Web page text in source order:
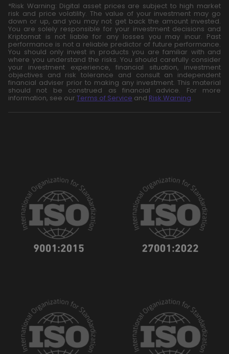
*Risk Warning: Digital asset prices are subject to high market
risk and price volatility. The value of your investment may go
down or up, and you may not get back the amount invested.
You are solely responsible for your investment decisions and
Kriptomat is not liable for any losses you may incur. Past
performance is not a reliable predictor of future performance.
You should only invest in products you are familiar with and
where you understand the risks. You should carefully consider
your investment experience, financial situation, investment
objectives and risk tolerance and consult an independent
financial adviser prior to making any investment. This material
should not be construed as financial advice. For more
information, see our Terms of Service and Risk Warning.